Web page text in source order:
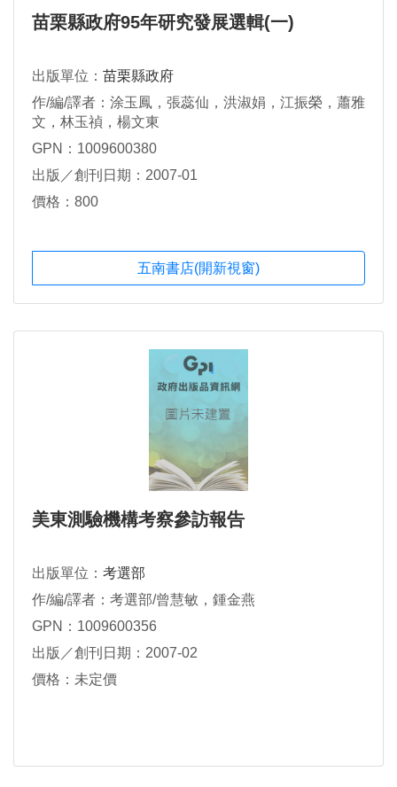
苗栗縣政府95年研究發展選輯(一)
出版單位： 苗栗縣政府
作/編/譯者：涂玉鳳，張蕊仙，洪淑娟，江振榮，蕭雅
文，林玉禎，楊文東
GPN：1009600380
出版／創刊日期：2007-01
價格：800
五南書店(開新視窗)
美東測驗機構考察參訪報告
出版單位： 考選部
作/編/譯者：考選部/曾慧敏，鍾金燕
GPN：1009600356
出版／創刊日期：2007-02
價格：未定價